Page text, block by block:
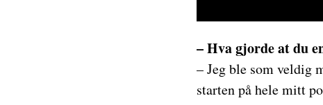
– Hva gjorde at du
– Jeg ble som veldig
starten på hele mitt